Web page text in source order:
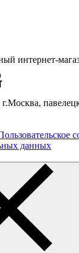
интернет-
данных